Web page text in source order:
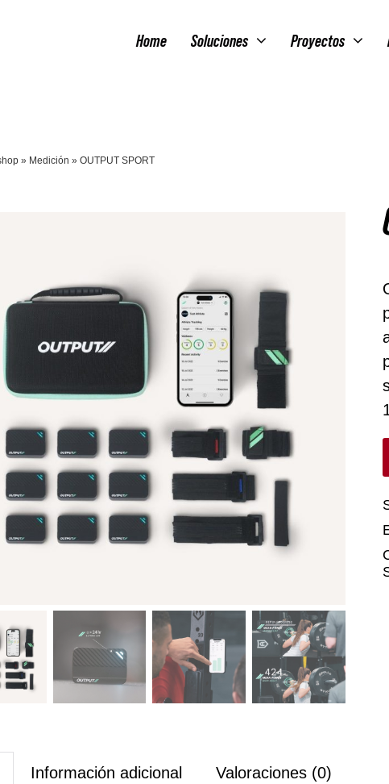
Home Soluciones Proyectos
» Medición » OUTPUT SPORT
Información adicional Valoraciones (0)